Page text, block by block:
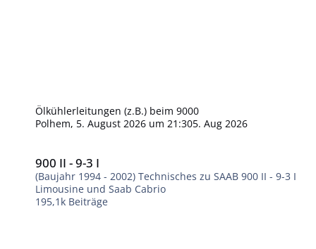
Ölkühlerleitungen (z.B.) beim 9000
Polhem, 5. August 2026 um 21:305. Aug 2026
900 II - 9-3 I
(Baujahr 1994 - 2002) Technisches zu SAAB 900 II - 9-3 I
Limousine und Saab Cabrio
195,1k Beiträge